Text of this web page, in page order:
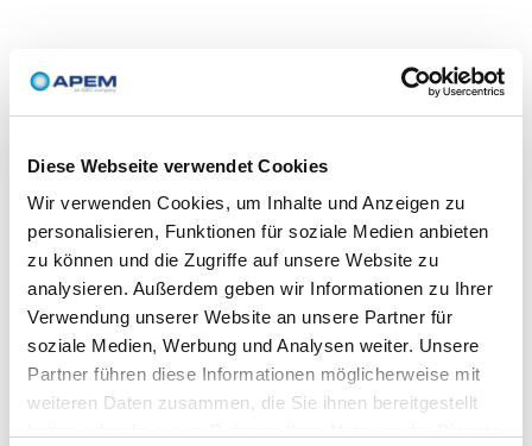
Diese Webseite verwendet Cookies
Wir verwenden Cookies, um Inhalte und Anzeigen zu
personalisieren, Funktionen für soziale Medien anbieten
zu können und die Zugriffe auf unsere Website zu
analysieren. Außerdem geben wir Informationen zu Ihrer
Verwendung unserer Website an unsere Partner für
soziale Medien, Werbung und Analysen weiter. Unsere
Partner führen diese Informationen möglicherweise mit
weiteren Daten zusammen, die Sie ihnen bereitgestellt